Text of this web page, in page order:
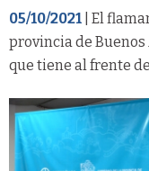
05/10/2021 | El
provincia de
que tiene al frente